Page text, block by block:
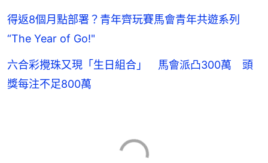
得返8個月點部署？青年齊玩賽馬會青年共遊系列
“The Year of Go!"
六合彩攪珠又現「生日組合」 馬會派凸300萬 頭
獎每注不足800萬